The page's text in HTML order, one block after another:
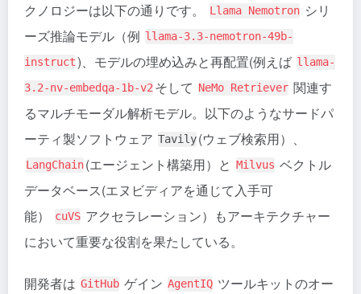
クノロジーは以下の通りです。
Llama Nemotron シリ
ーズ推論モデル（例 llama-3.3-nemotron-49b-
instruct)、モデルの埋め込みと再配置(例えば llama-
3.2-nv-embedqa-1b-v2そして NeMo Retriever 関連す
るマルチモーダル解析モデル。以下のようなサードパ
ーティ製ソフトウェア Tavily(ウェブ検索用）、
LangChain(エージェント構築用）と Milvus ベクトル
データベース(エヌビディアを通じて入手可
能）
cuVS アクセラレーション）もアーキテクチャー
において重要な役割を果たしている。
開発者は GitHub ゲイン AgentIQ ツールキットのオー